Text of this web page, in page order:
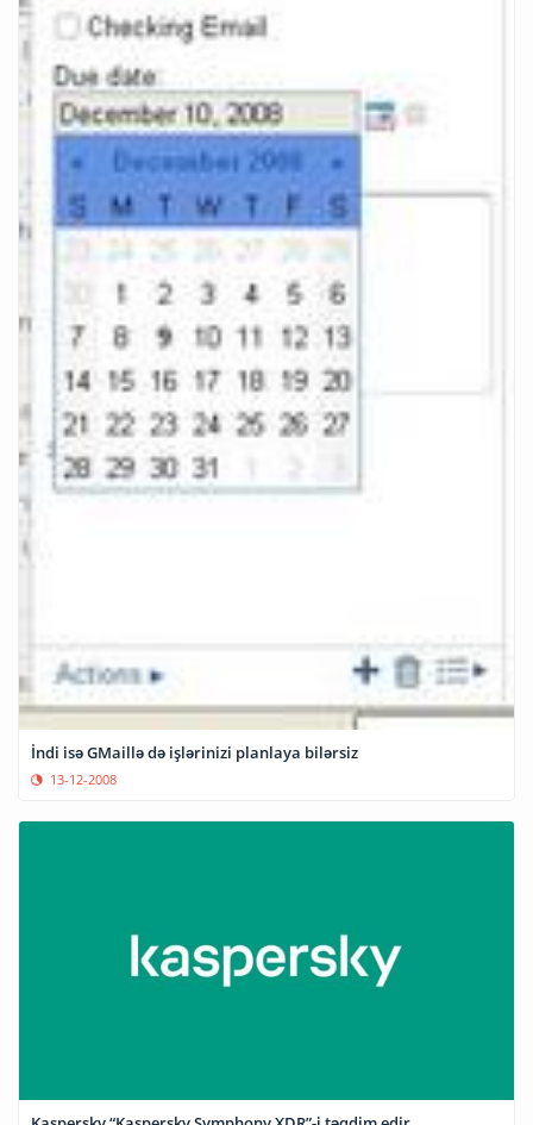
İndi isə GMaillə də işlərinizi planlaya bilərsiz
13-12-2008